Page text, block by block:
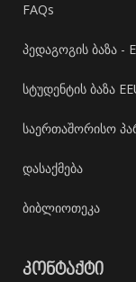
FAQs
პედაგოგის ბაზა -
სტუდენტის ბაზა
საერთაშორისო
დასაქმება
ბიბლიოთეკა
ᲙᲝᲜᲢᲐᲥᲢᲘ